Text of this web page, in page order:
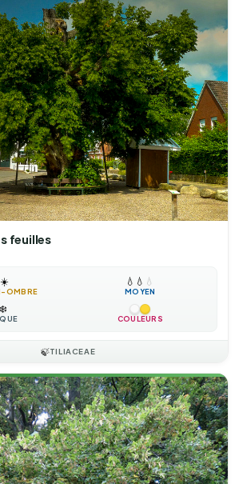
feuilles
☀️
OMBRE
💧 💧 💧
MOYEN
❄️
COULEURS
🍃TILIACEAE